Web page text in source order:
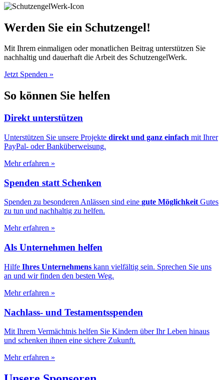
Werden Sie ein Schutzengel!
Mit Ihrem einmaligen oder monatlichen Beitrag unterstützen Sie
nachhaltig und dauerhaft die Arbeit des SchutzengelWerk.
Jetzt Spenden »
So können Sie helfen
Direkt unterstützen
Unterstützen Sie unsere Projekte direkt und ganz einfach mit Ihrer
PayPal- oder Banküberweisung.
Mehr erfahren »
Spenden statt Schenken
Spenden zu besonderen Anlässen sind eine gute MöglichkeitGutes
zu tun und nachhaltig zu helfen.
Mehr erfahren »
Als Unternehmen helfen
Hilfe Ihres Unternehmens kann vielfältig sein. Sprechen Sie uns
an und wir finden den besten Weg.
Mehr erfahren »
Nachlass- und Testamentsspenden
Mit Ihrem Vermächtnis helfen Sie Kindern über Ihr Leben hinaus
und schenken ihnen eine sichere Zukunft.
Mehr erfahren »